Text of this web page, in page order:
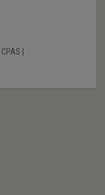
CPAS